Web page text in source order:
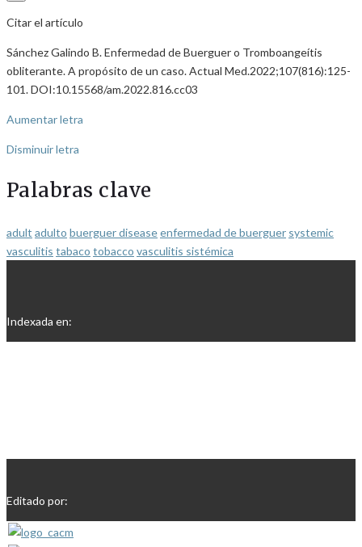
Citar el artículo
Sánchez Galindo B. Enfermedad de Buerguer o Tromboangeítis
obliterante. A propósito de un caso. Actual Med.2022;107(816):125-
101. DOI:10.15568/am.2022.816.cc03
Aumentar letra
Disminuir letra
Palabras clave
adult adulto buerguer diseaseenfermedad de buerguer systemic
vasculitis tabaco tobacco vasculitis sistémica
Indexada en:
Editado por: